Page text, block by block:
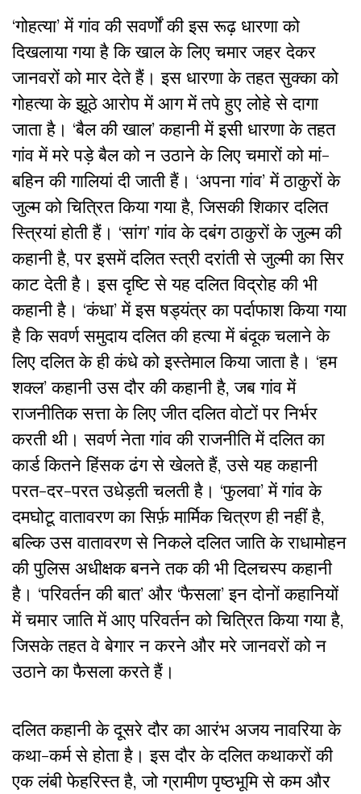
‘गोहत्या’ में गांव की सवर्णों की इस रूढ़ धारणा को
दिखलाया गया है कि खाल के लिए चमार जहर देकर
जानवरों को मार देते हैं। इस धारणा के तहत सुक्का को
गोहत्या के झूठे आरोप में आग में तपे हुए लोहे से दागा
जाता है। ‘बैल की खाल’ कहानी में इसी धारणा के तहत
गांव में मरे पड़े बैल को न उठाने के लिए चमारों को मां-
बहिन की गालियां दी जाती हैं। ‘अपना गांव’ में ठाकुरों के
जुल्म को चित्रित किया गया है, जिसकी शिकार दलित
स्त्रियां होती हैं। ‘सांग’ गांव के दबंग ठाकुरों के जुल्म की
कहानी है, पर इसमें दलित स्त्री दरांती से जुल्मी का सिर
काट देती है। इस दृष्टि से यह दलित विद्रोह की भी
कहानी है। ‘कंधा’ में इस षड्यंत्र का पर्दाफाश किया गया
है कि सवर्ण समुदाय दलित की हत्या में बंदूक चलाने के
लिए दलित के ही कंधे को इस्तेमाल किया जाता है। ‘हम
शक्ल’ कहानी उस दौर की कहानी है, जब गांव में
राजनीतिक सत्ता के लिए जीत दलित वोटों पर निर्भर
करती थी। सवर्ण नेता गांव की राजनीति में दलित का
कार्ड कितने हिंसक ढंग से खेलते हैं, उसे यह कहानी
परत-दर-परत उधेड़ती चलती है। ‘फुलवा’ में गांव के
दमघोटू वातावरण का सिर्फ़ मार्मिक चित्रण ही नहीं है,
बल्कि उस वातावरण से निकले दलित जाति के राधामोहन
की पुलिस अधीक्षक बनने तक की भी दिलचस्प कहानी
है। ‘परिवर्तन की बात’ और ‘फैसला’ इन दोनों कहानियों
में चमार जाति में आए परिवर्तन को चित्रित किया गया है,
जिसके तहत वे बेगार न करने और मरे जानवरों को न
उठाने का फैसला करते हैं।
दलित कहानी के दूसरे दौर का आरंभ अजय नावरिया के
कथा-कर्म से होता है। इस दौर के दलित कथाकरों की
एक लंबी फेहरिस्त है, जो ग्रामीण पृष्ठभूमि से कम और